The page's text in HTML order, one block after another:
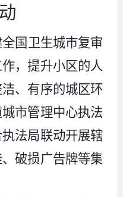
国卫生城市复审
，提升小区的人
、有序的城区环
市管理中心执法
法局联动开展辖
破损广告牌等集